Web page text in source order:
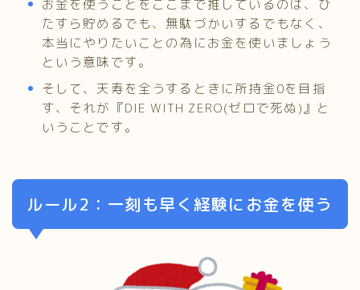
お金を使うことをここまで推しているのは、ひ
たすら貯めるでも、無駄づかいするでもなく、
本当にやりたいことの為にお金を使いましょう
という意味です。
そして、天寿を全うするときに所持金0を目指
す、それが『DIE WITH ZERO(ゼロで死ぬ)』と
いうことです。
ルール2：一刻も早く経験にお金を使う